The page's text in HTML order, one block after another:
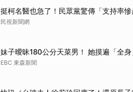
挺柯名醫也急了！民眾黨驚傳「支持率
民視新聞網
妹子曖昧180公分天菜男！ 她摸遍「全身
EBC 東森新聞